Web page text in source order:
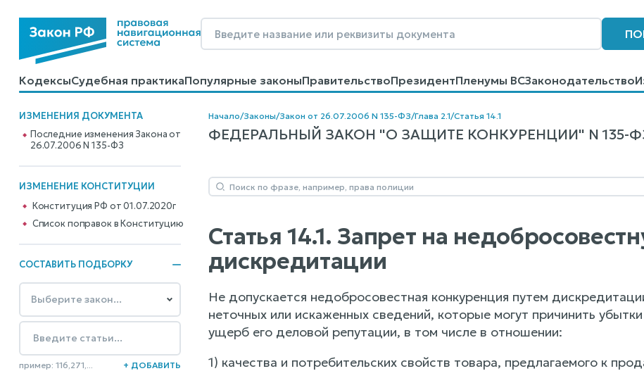
КодексыСудебная практикаПопулярные законыПравительствоПрезидентПленумы ВСЗаконодательство
КалькуляторыСправочные материалыОбразцы договоровКонтактыПомощьПоиск
ИЗМЕНЕНИЯ ДОКУМЕНТА
Последние изменения Закона от
26.07.2006 N 135-ФЗ
ИЗМЕНЕНИЕ КОНСТИТУЦИИ
Конституция РФ от 01.07.2020г
Cписок поправок в Конституцию
СОСТАВИТЬ ПОДБОРКУ
пример: 116,271,... + ДОБАВИТЬ
Начало/Законы/Закон от 26.07.2006 N 135-ФЗ/Глава 2.1/Статья 14.1
ФЕДЕРАЛЬНЫЙ ЗАКОН "О ЗАЩИТЕ КОНКУРЕНЦИИ" N 135-
Статья 14.1. Запрет на
дискредитации
Не допускается недобросовестная конкуренция путем
неточных или искаженных сведений, которые могут причинить
ущерб его деловой репутации, в том числе в отношении:
1) качества и потребительских свойств товара, предлагаемого к